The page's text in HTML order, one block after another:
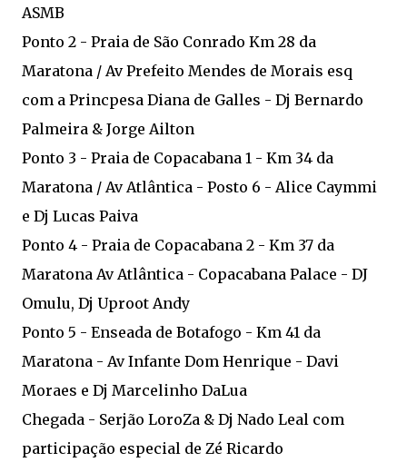
ASMB
Ponto 2 - Praia de São Conrado Km 28 da
Maratona / Av Prefeito Mendes de Morais esq
com a Princpesa Diana de Galles - Dj Bernardo
Palmeira & Jorge Ailton
Ponto 3 - Praia de Copacabana 1 - Km 34 da
Maratona / Av Atlântica - Posto 6 - Alice Caymmi
e Dj Lucas Paiva
Ponto 4 - Praia de Copacabana 2 - Km 37 da
Maratona Av Atlântica - Copacabana Palace - DJ
Omulu, Dj Uproot Andy
Ponto 5 - Enseada de Botafogo - Km 41 da
Maratona - Av Infante Dom Henrique - Davi
Moraes e Dj Marcelinho DaLua
Chegada - Serjão LoroZa & Dj Nado Leal com
participação especial de Zé Ricardo